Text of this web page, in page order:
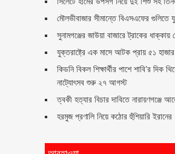
মৌলভীবাজার সীমান্তে বিএসএফের গুলিতে
সুনামগঞ্জের জাউয়া বাজারে ট্রাকের ধাক্কায়
যুক্তরাষ্ট্রে এক মাসে আটক প্রায় ৫১
কিডনি বিকল শিক্ষার্থীর পাশে শাবি’র দিক
নাট্যোৎসব শুরু ২৭ আগস্ট
ত্বকী হত্যার বিচার দাবিতে নারায়ণগঞ্জে
হরমুজ প্রণালি নিয়ে কঠোর হুঁশিয়ারি ইরানের